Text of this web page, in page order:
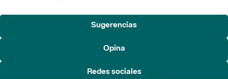
Sugerencias
Opina
Redes sociales